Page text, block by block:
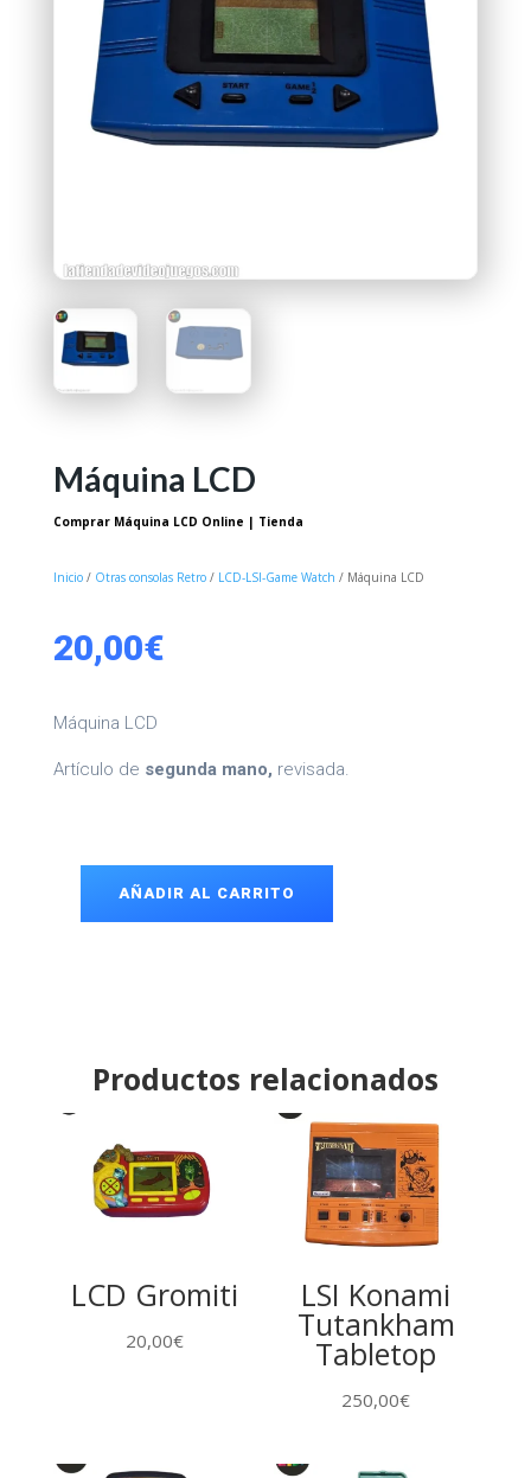
Máquina LCD
Comprar Máquina LCD Online | Tienda
Inicio/ Otras consolas Retro/ LCD-LSI-Game Watch / Máquina LCD
20,00€
Máquina LCD
Artículo de segunda mano, revisada.
AÑADIR AL CARRITO
Productos relacionados
LCD Gromiti
20,00€
LSI Konami
Tutankham
Tabletop
250,00€